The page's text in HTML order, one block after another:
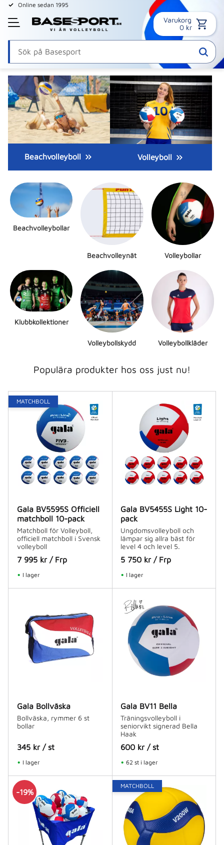
Meny
Online sedan 1995
Varukorg
0 kr
Beachvolleyboll Volleyboll
Beachvolleybollar
Beachvolleynät Volleybollar
Klubbkollektioner
Volleybollskydd Volleybollkläder
Populära produkter hos oss just nu!
Gala BV5595S Officiell
matchboll 10-pack
Matchboll för Volleyboll,
officiell matchboll i Svensk
volleyboll
7 995kr / Frp
MATCHBOLL
I lager
Gala BV5455S Light 10-
pack
Ungdomsvolleyboll och
lämpar sig allra bäst för
level 4 och level 5.
5 750 kr / Frp
I lager
Gala Bollväska
Bollväska, rymmer 6 st
bollar
345kr /st
I lager
Gala BV11 Bella
Träningsvolleyboll i
seniorvikt signerad Bella
Haak
600 kr /st
62 st i lager
19%
MATCHBOLL